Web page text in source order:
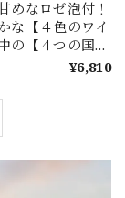
めなロゼ泡付！
【４色のワイ
の【４つの国】
！お手頃価格で
¥6,810